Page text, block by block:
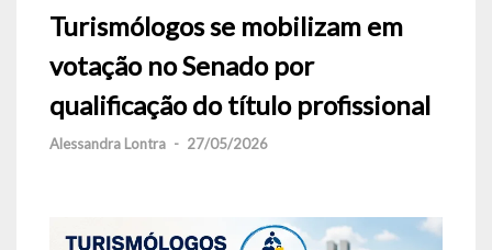
Turismólogos se mobilizam em
votação no Senado por
qualificação do título profissional
Alessandra Lontra - 27/05/2026